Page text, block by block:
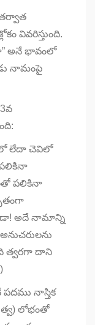
వివరిస్తుంది.
అనే భావంలో
నామంపై
లేదా చెవిలో
పలికినా
పలికినా
అదే నామాన్ని
త్వరగా దాని
పదము నాస్తిక
లోభంతో